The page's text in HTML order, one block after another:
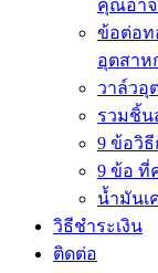
คุณอา
ข้อต่อท
อุตสาห
วาล์วอุ
รวมชิ้
9 ข้อวิ
9 ข้อ ที่
น้ำมันเ
วิธีชำระเงิน
ติดต่อ